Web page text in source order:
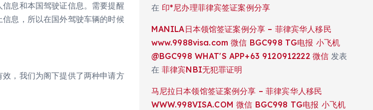
息和本国驾驶证信息。需要提醒
息，所以在国外驾驶车辆的时候
，我们为阁下提供了两种申请方
在 印*尼办理菲律宾签证案例分享
MANILA日本领馆签证案例分享 – 菲律宾华人移民
www.9988visa.com 微信 BGC998 TG电报 小飞机
@BGC998 WHAT'S APP+63 9120912222 微信 发表
在 菲律宾NBI无犯罪证明
马尼拉日本领馆签证案例分享 – 菲律宾华人移民
WWW.998VISA.COM 微信 BGC998 TG电报 小飞机